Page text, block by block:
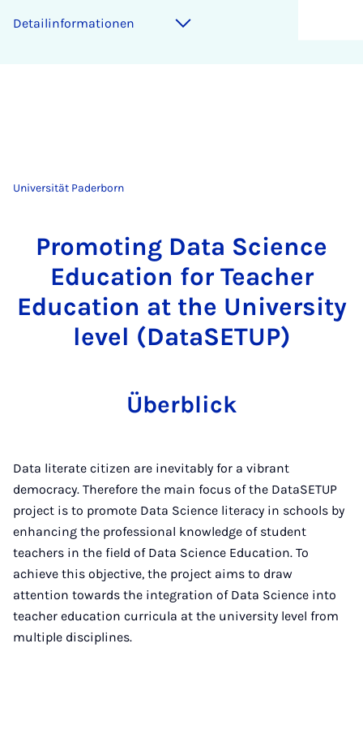
Detailinformationen
Universität Paderborn
Promoting Data Science
Education for Teacher
Education at the University
level (DataSETUP)
Überblick
Data literate citizen are inevitably for a vibrant
democracy. Therefore the main focus of the DataSETUP
project is to promote Data Science literacy in schools by
enhancing the professional knowledge of student
teachers in the field of Data Science Education. To
achieve this objective, the project aims to draw
attention towards the integration of Data Science into
teacher education curricula at the university level from
multiple disciplines.